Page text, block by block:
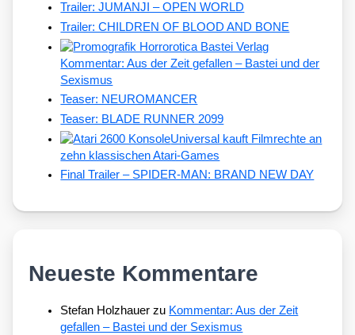
Trailer: JUMANJI – OPEN WORLD
Trailer: CHILDREN OF BLOOD AND BONE
Kommentar: Aus der Zeit gefallen – Bastei und der
Sexismus
Teaser: NEUROMANCER
Teaser: BLADE RUNNER 2099
Universal kauft Filmrechte an
zehn klassischen Atari-Games
Final Trailer – SPIDER-MAN: BRAND NEW DAY
Neueste Kommentare
Stefan Holzhauer zu Kommentar: Aus der Zeit
gefallen – Bastei und der Sexismus